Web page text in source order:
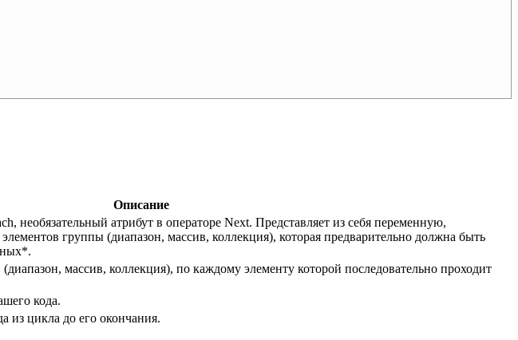
Описание
необязательный атрибут в операторе Next. Представляет из себя переменную,
группы (диапазон, массив, коллекция), которая предварительно должна быть
массив, коллекция), по каждому элементу которой последовательно проходит
кода.
из цикла до его окончания.